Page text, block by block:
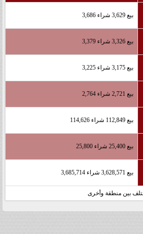
بيع 3,629 شراء 3,686
بيع 3,326 شراء 3,379
بيع 3,175 شراء 3,225
بيع 2,721 شراء 2,764
بيع 112,849 شراء 114,626
بيع 25,400 شراء 25,800
بيع 3,628,571 شراء 3,685,714
بين منطقة وأخرى